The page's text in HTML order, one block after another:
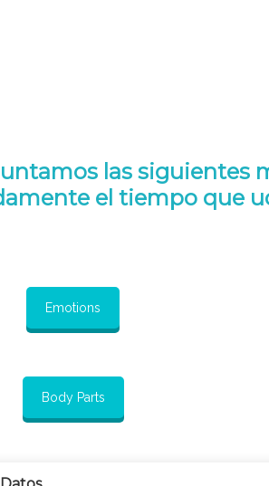
las siguientes
el tiempo que
Emotions
Body Parts